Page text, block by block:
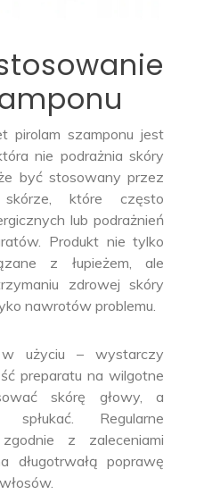
pirolam szamponu jest
nie podrażnia skóry
być stosowany przez
które często
lub podrażnień
Produkt nie tylko
z łupieżem, ale
zdrowej skóry
nawrotów problemu.
użyciu – wystarczy
preparatu na wilgotne
skórę głowy, a
spłukać. Regularne
z zaleceniami
długotrwałą poprawę